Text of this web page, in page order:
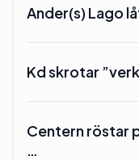
Ander(s) Lago
Kd skrotar
Centern röstar
…